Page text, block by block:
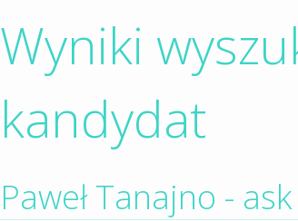
Wyniki
kandydat
Paweł Tanajno -